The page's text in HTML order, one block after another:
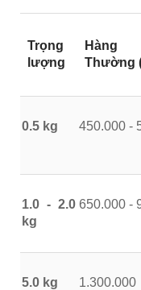
Trọng
lượng
Hàng
Thường
0.5 kg 450.000 -
1.0 - 2.0
kg
650.000 -
5.0 kg